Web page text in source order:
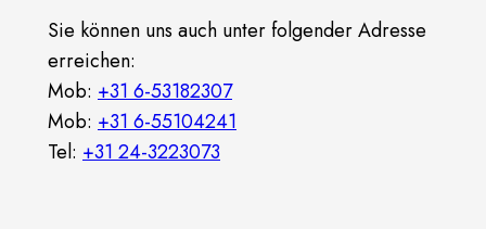
Sie können uns auch unter folgender Adresse
erreichen:
Mob: +31 6-53182307
Mob: +31 6-55104241
Tel: +31 24-3223073